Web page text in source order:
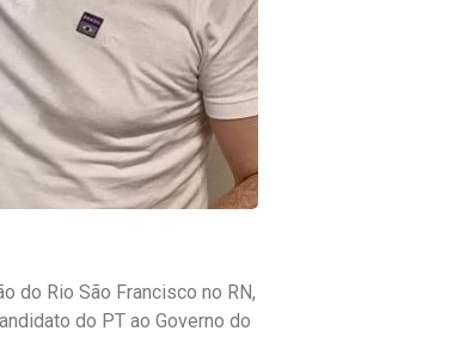
do Rio São Francisco no RN,
do PT ao Governo do